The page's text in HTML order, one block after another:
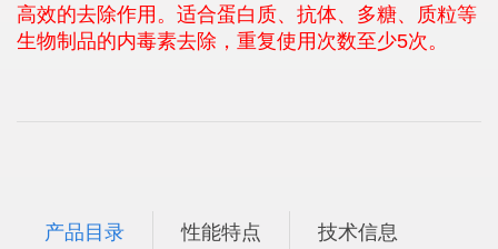
高效的去除作用。适合蛋白质、抗体、多糖、质粒等
生物制品的内毒素去除，重复使用次数至少5次。
产品目录 性能特点 技术信息